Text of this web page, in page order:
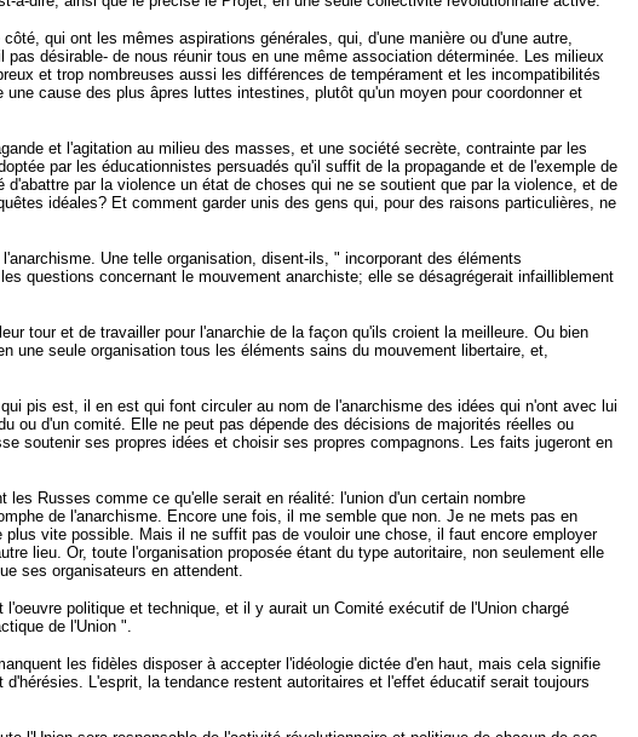
qui ont les mêmes aspirations générales, qui, d'une manière ou d'une autre,
désirable- de nous réunir tous en une même association déterminée. Les milieux
et trop nombreuses aussi les différences de tempérament et les incompatibilités
cause des plus âpres luttes intestines, plutôt qu'un moyen pour coordonner et
et l'agitation au milieu des masses, et une société secrète, contrainte par les
par les éducationnistes persuadés qu'il suffit de la propagande et de l'exemple de
par la violence un état de choses qui ne se soutient que par la violence, et de
idéales? Et comment garder unis des gens qui, pour des raisons particulières, ne
Une telle organisation, disent-ils, " incorporant des éléments
questions concernant le mouvement anarchiste; elle se désagrégerait infailliblement
tour et de travailler pour l'anarchie de la façon qu'ils croient la meilleure. Ou bien
une seule organisation tous les éléments sains du mouvement libertaire, et,
pis est, il en est qui font circuler au nom de l'anarchisme des idées qui n'ont avec lui
ou d'un comité. Elle ne peut pas dépende des décisions de majorités réelles ou
soutenir ses propres idées et choisir ses propres compagnons. Les faits jugeront en
Russes comme ce qu'elle serait en réalité: l'union d'un certain nombre
de l'anarchisme. Encore une fois, il me semble que non. Je ne mets pas en
vite possible. Mais il ne suffit pas de vouloir une chose, il faut encore employer
lieu. Or, toute l'organisation proposée étant du type autoritaire, non seulement elle
ses organisateurs en attendent.
politique et technique, et il y aurait un Comité exécutif de l'Union chargé
de l'Union ".
les fidèles disposer à accepter l'idéologie dictée d'en haut, mais cela signifie
L'esprit, la tendance restent autoritaires et l'effet éducatif serait toujours